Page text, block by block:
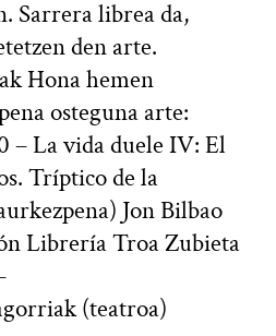
Sarrera librea da,
den arte.
Hona hemen
osteguna arte:
– La vida duele IV: El
Tríptico de la
Jon Bilbao
Librería Troa Zubieta
(teatroa)